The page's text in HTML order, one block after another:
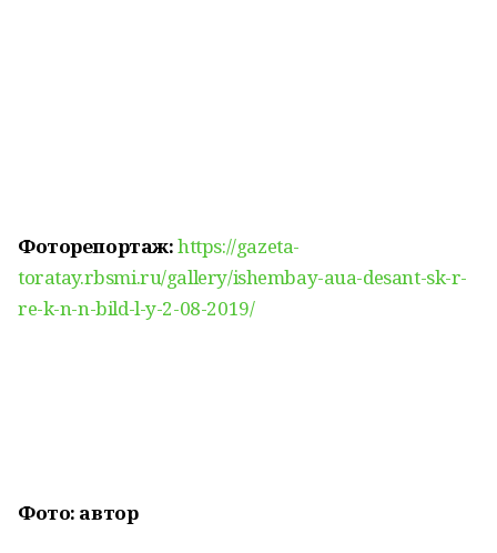
Фоторепортаж:https://gazeta-
toratay.rbsmi.ru/gallery/ishembay-aua-desant-sk-r-
re-k-n-n-bild-l-y-2-08-2019/
Фото: автор